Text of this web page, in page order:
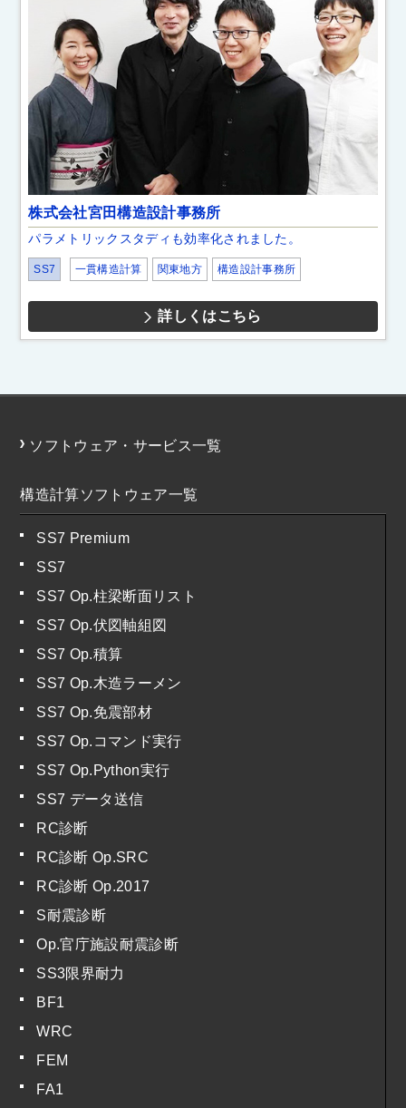
株式会社宮田構造設計事務所
パラメトリックスタディも効率化されました。
SS7 一貫構造計算 関東地方 構造設計事務所
詳しくはこちら
ソフトウェア・サービス一覧
構造計算ソフトウェア一覧
SS7 Premium
SS7
SS7 Op.柱梁断面リスト
SS7 Op.伏図軸組図
SS7 Op.積算
SS7 Op.木造ラーメン
SS7 Op.免震部材
SS7 Op.コマンド実行
SS7 Op.Python実行
SS7 データ送信
RC診断
RC診断 Op.SRC
RC診断 Op.2017
S耐震診断
Op.官庁施設耐震診断
SS3限界耐力
BF1
WRC
FEM
FA1